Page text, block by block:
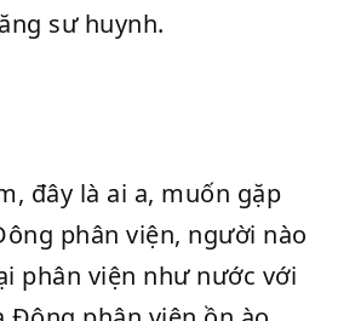
sư huynh.
đây là ai a, muốn gặp
phân viện, người nào
phân viện như nước với